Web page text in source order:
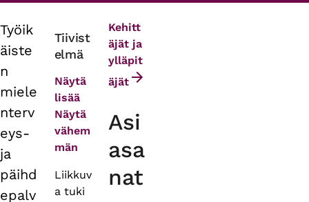
Primary
tabs
Työik
äiste
n
miele
nterv
eys-
ja
päihd
epalv
Tiivist
elmä
Näytä
lisää
Näytä
vähem
män
Liikkuv
a tuki
Kehitt
äjät ja
ylläpit
äjät
Asi
asa
nat